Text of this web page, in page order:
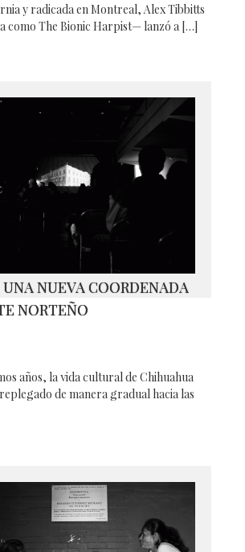
y radicada en Montreal, Alex Tibbitts
como The Bionic Harpist— lanzó a […]
NUEVA COORDENADA
NORTEÑO
años, la vida cultural de Chihuahua
de manera gradual hacia las